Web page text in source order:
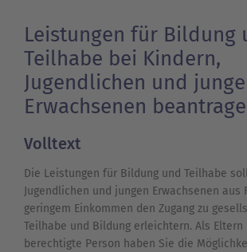
Leistungen für Bildung
Teilhabe bei Kindern,
Jugendlichen und
Erwachsenen
Volltext
Die Leistungen für Bildung und Teilhabe
Jugendlichen und jungen Erwachsenen aus
geringem Einkommen den Zugang zu
Teilhabe und Bildung erleichtern. Als Eltern
berechtigte Person haben Sie die